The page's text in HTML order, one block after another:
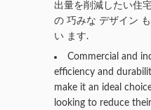
出量を削減したい住
の 巧みな デザイン
い ます.
Commercial and
efficiency and
make it an ideal
looking to reduce